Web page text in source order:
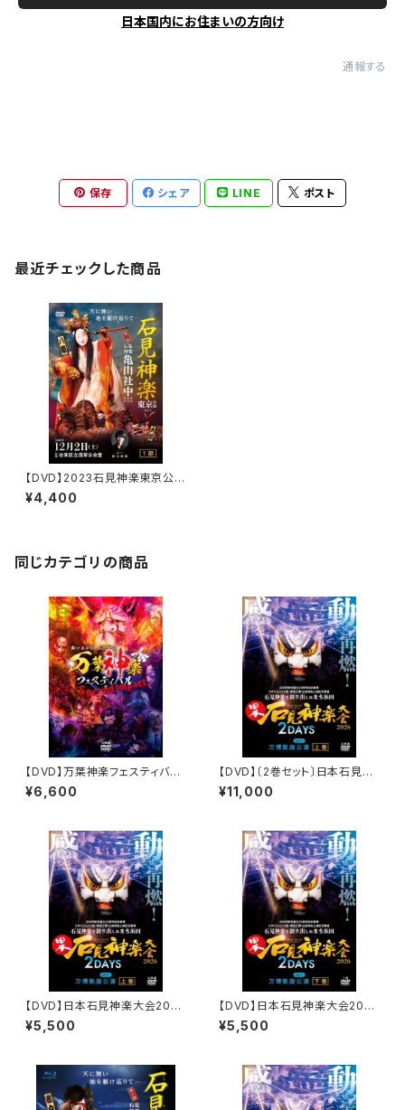
日本国内にお住まいの方向け
通報する
保存 シェア LINE ポスト
最近チェックした商品
【DVD】2023石見神楽東京公
演 石見神楽亀山社中〈1部〉
¥4,400
同じカテゴリの商品
【DVD】万葉神楽フェスティバル
Second Impact
¥6,600
【DVD】〔2巻セット〕日本石見神
楽大会2026 2DAYS【DAY-
1】万博凱旋公演
¥11,000
【DVD】日本石見神楽大会2026
2DAYS【DAY-1】万博凱旋公
演〔上巻〕
¥5,500
【DVD】日本石見神楽大会2026
2DAYS【DAY-1】万博凱旋公
演〔下巻〕
¥5,500